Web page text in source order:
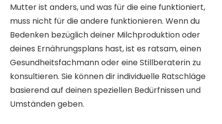
Mutter ist anders, und was für die eine funktioniert,
muss nicht für die andere funktionieren. Wenn du
Bedenken bezüglich deiner Milchproduktion oder
deines Ernährungsplans hast, ist es ratsam, einen
Gesundheitsfachmann oder eine Stillberaterin zu
konsultieren. Sie können dir individuelle Ratschläge
basierend auf deinen speziellen Bedürfnissen und
Umständen geben.